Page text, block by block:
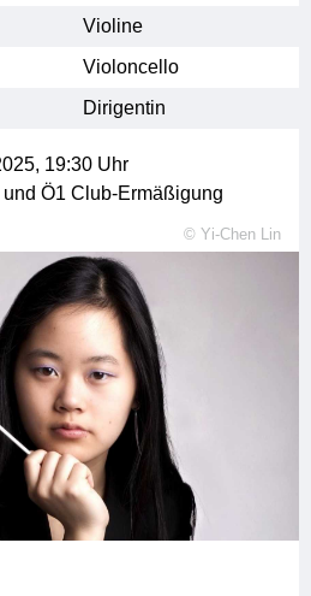
Violine
Violoncello
Dirigentin
19:30 Uhr
Ö1 Club-Ermäßigung
© Yi-Chen Lin